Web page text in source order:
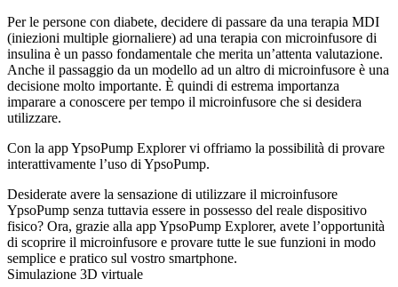
Per le persone con diabete, decidere di passare da una terapia MDI
(iniezioni multiple giornaliere) ad una terapia con microinfusore di
insulina è un passo fondamentale che merita un’attenta valutazione.
Anche il passaggio da un modello ad un altro di microinfusore è una
decisione molto importante. È quindi di estrema importanza
imparare a conoscere per tempo il microinfusore che si desidera
utilizzare.
Con la app YpsoPump Explorer vi offriamo la possibilità di provare
interattivamente l’uso di YpsoPump.
Desiderate avere la sensazione di utilizzare il microinfusore
YpsoPump senza tuttavia essere in possesso del reale dispositivo
fisico? Ora, grazie alla app YpsoPump Explorer, avete l’opportunità
di scoprire il microinfusore e provare tutte le sue funzioni in modo
semplice e pratico sul vostro smartphone.
Simulazione 3D virtuale